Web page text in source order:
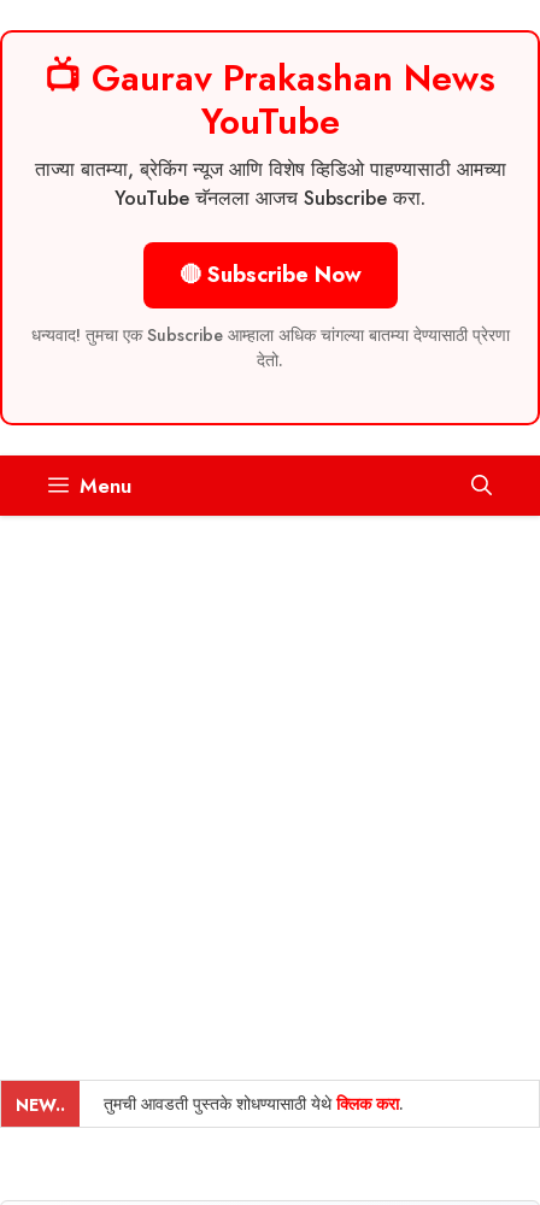
📺 Gaurav Prakashan News
YouTube
ताज्या बातम्या, ब्रेकिंग न्यूज आणि विशेष व्हिडिओ पाहण्यासाठी आमच्या
YouTube चॅनलला आजच Subscribe करा.
🔴 Subscribe Now
धन्यवाद! तुमचा एक Subscribe आम्हाला अधिक चांगल्या बातम्या देण्यासाठी प्रेरणा
देतो.
Menu
NEW.. तुमची आवडती पुस्तके शोधण्यासाठी येथेक्लिक करा.